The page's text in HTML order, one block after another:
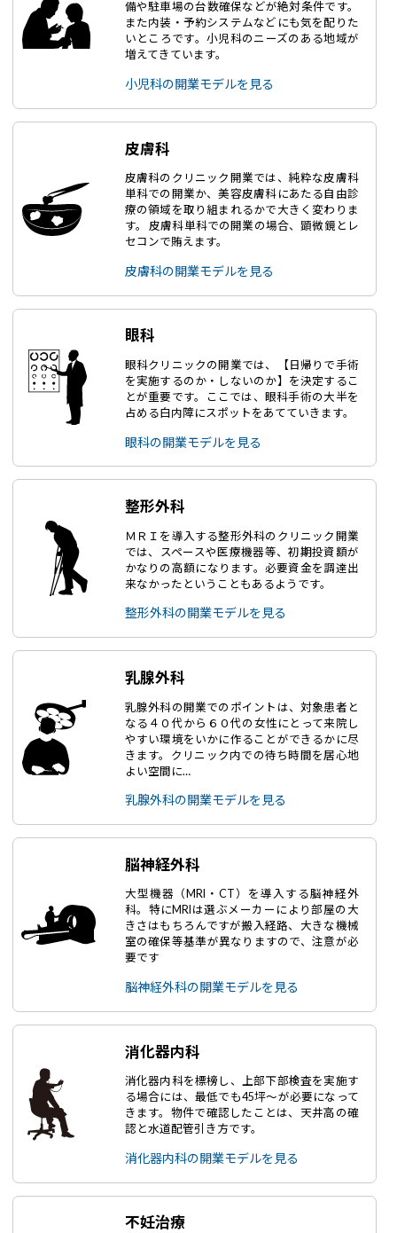
備や駐車場の台数確保などが絶対条件です。
また内装・予約システムなどにも気を配りた
いところです。小児科のニーズのある地域が
増えてきています。
小児科の開業モデルを見る
皮膚科
皮膚科のクリニック開業では、純粋な皮膚科
単科での開業か、美容皮膚科にあたる自由診
療の領域を取り組まれるかで大きく変わりま
す。 皮膚科単科での開業の場合、顕微鏡とレ
セコンで賄えます。
皮膚科の開業モデルを見る
眼科
眼科クリニックの開業では、【日帰りで手術
を実施するのか・しないのか】を決定するこ
とが重要です。ここでは、眼科手術の大半を
占める白内障にスポットをあてていきます。
眼科の開業モデルを見る
整形外科
ＭＲＩを導入する整形外科のクリニック開業
では、スペースや医療機器等、初期投資額が
かなりの高額になります。必要資金を調達出
来なかったということもあるようです。
整形外科の開業モデルを見る
乳腺外科
乳腺外科の開業でのポイントは、対象患者と
なる４０代から６０代の女性にとって来院し
やすい環境をいかに作ることができるかに尽
きます。クリニック内での待ち時間を居心地
よい空間に…
乳腺外科の開業モデルを見る
脳神経外科
大型機器（MRI・CT）を導入する脳神経外
科。特にMRIは選ぶメーカーにより部屋の大
きさはもちろんですが搬入経路、大きな機械
室の確保等基準が異なりますので、注意が必
要です
脳神経外科の開業モデルを見る
消化器内科
消化器内科を標榜し、上部下部検査を実施す
る場合には、最低でも45坪～が必要になって
きます。物件で確認したことは、天井高の確
認と水道配管引き方です。
消化器内科の開業モデルを見る
不妊治療